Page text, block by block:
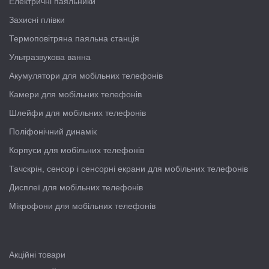
Захисні плівки
Термоповітряна паяльна станція
Ультразвукова ванна
Акумулятори для мобільних телефонів
Камери для мобільних телефонів
Шлейфи для мобільних телефонів
Поліфонічний динамік
Корпуси для мобільних телефонів
Тачскрін, сенсор і сенсорні екрани для мобільних телефонів
Дисплеї для мобільних телефонів
Мікрофони для мобільних телефонів
Акційні товари